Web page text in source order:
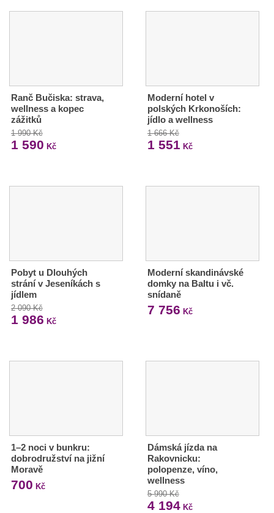
Ranč Bučiska: strava,
wellness a kopec
zážitků
1 990 Kč
1 590 Kč
Moderní hotel v
polských Krkonoších:
jídlo a wellness
1 666 Kč
1 551 Kč
Pobyt u Dlouhých
strání v Jeseníkách s
jídlem
2 090 Kč
1 986 Kč
Moderní skandinávské
domky na Baltu i vč.
snídaně
7 756 Kč
1–2 noci v bunkru:
dobrodružství na jižní
Moravě
700 Kč
Dámská jízda na
Rakovnicku:
polopenze, víno,
wellness
5 990 Kč
4 194Kč